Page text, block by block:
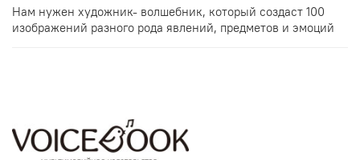
Нам нужен художник- волшебник, который создаст 100
изображений разного рода явлений, предметов и эмоций